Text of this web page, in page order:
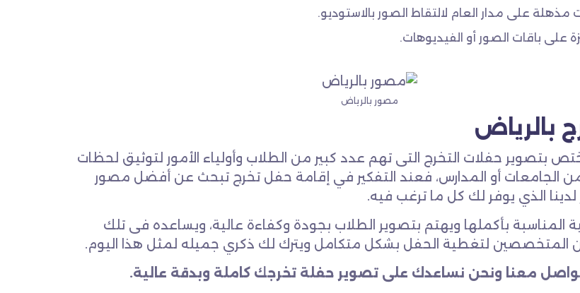
على مدار العام لالتقاط الصور بالاستوديو.
على باقات الصور أو الفيديوهات.
مصور بالرياض
بالرياض
بتصوير حفلات التخرج التى تهم عدد كبير من الطلاب وأولياء الأمور لتوثيق لحظات
من الجامعات أو المدارس، فعند التفكير في إقامة حفل تخرج تبحث عن أفضل مصور
لدينا الذي يوفر لك كل ما ترغب فيه.
بأكملها ويهتم بتصوير الطلاب بجودة وكفاءة عالية، ويساعده فى تلك
المتخصصين لتغطية الحفل بشكل متكامل ويترك لك ذكري جميله لمثل هذا اليوم.
معنا ونحن نساعدك على تصوير حفلة تخرجك كاملة وبدقة عالية.